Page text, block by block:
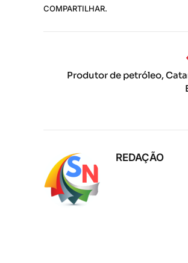
COMPARTILHAR.
Produtor de petróleo,
REDAÇÃO